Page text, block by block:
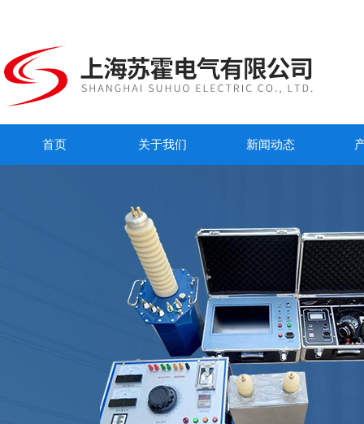
首页 关于我们 新闻动态